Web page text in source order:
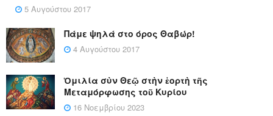
5 Αυγούστου 2017
Πάμε ψηλά στο όρος Θαβώρ!
4 Αυγούστου 2017
Ὁμιλία σὺν Θεῷ στὴν ἑορτὴ τῆς
Μεταμόρφωσης τοῦ Κυρίου
16 Νοεμβρίου 2023